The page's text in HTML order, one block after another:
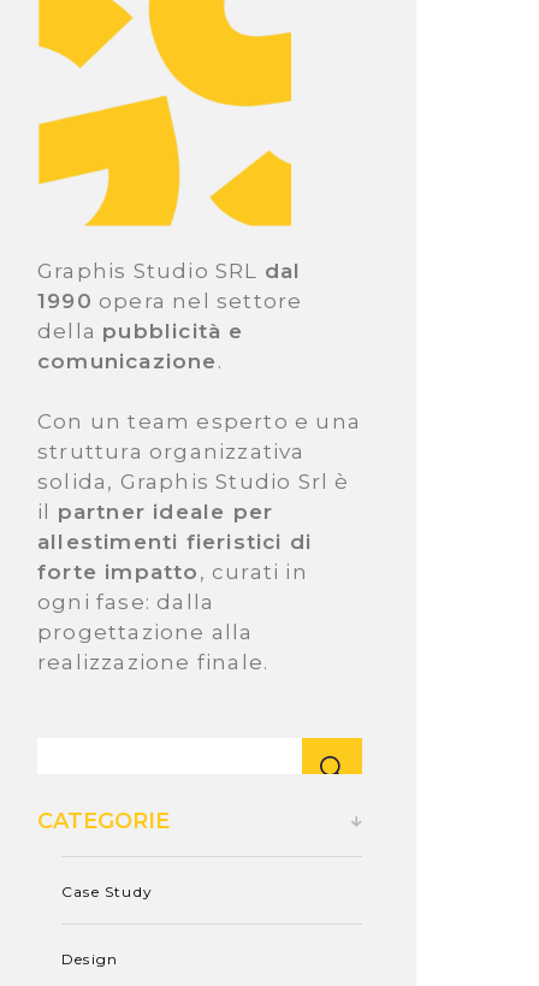
Graphis Studio SRL dal
1990 opera nel settore
della pubblicità e
comunicazione .
Con un team esperto e una
struttura organizzativa
solida, Graphis Studio Srl è
il partner ideale per
allestimenti fieristici di
forte impatto , curati in
ogni fase: dalla
progettazione alla
realizzazione finale.
CATEGORIE
Case Study
Design